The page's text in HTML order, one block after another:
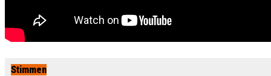
Stimmen